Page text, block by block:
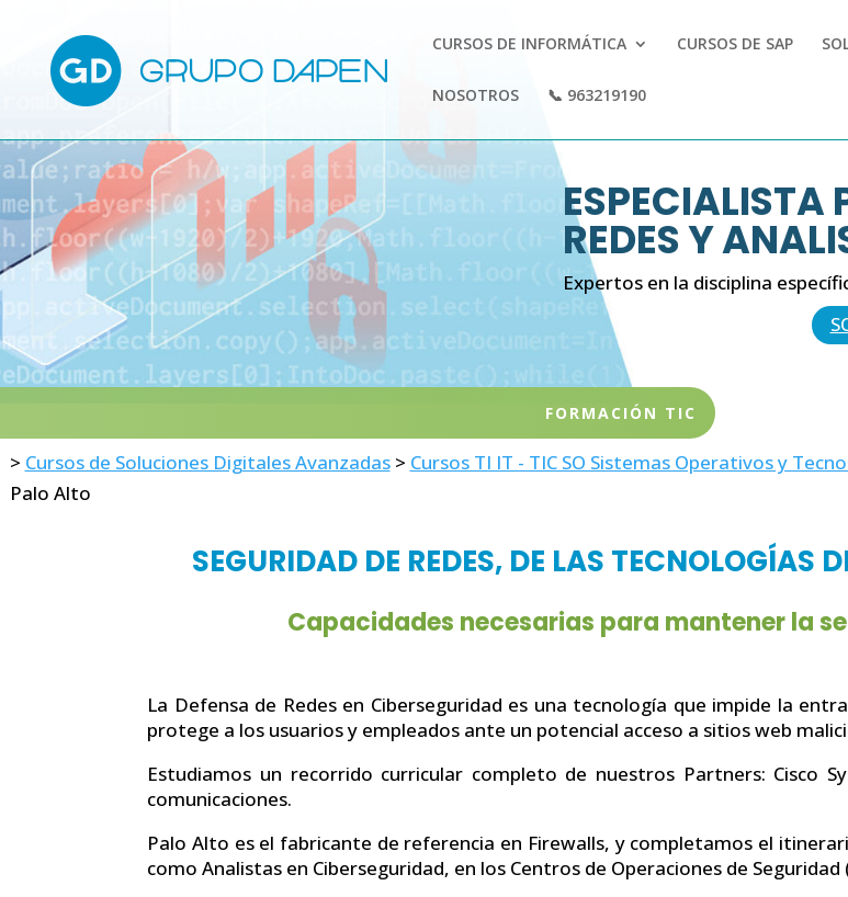
CURSOS DE INFORMÁTICA CURSOS DE SAP
NOSOTROS 📞 963219190
ESPECIALISTA
REDES Y
Expertos en la disciplina
FORMACIÓN TIC
> Cursos de Soluciones Digitales Avanzadas> Cursos TI IT - TIC SO Sistemas Operativos y
Palo Alto
SEGURIDAD DE REDES, DE LAS TECNOLOGÍAS
Capacidades necesarias para mantener la
La Defensa de Redes en Ciberseguridad es una tecnología que impide la
protege a los usuarios y empleados ante un potencial acceso a sitios web
Estudiamos un recorrido curricular completo de nuestros Partners: Cisco
comunicaciones.
Palo Alto es el fabricante de referencia en Firewalls, y completamos el
como Analistas en Ciberseguridad, en los Centros de Operaciones de Seguridad